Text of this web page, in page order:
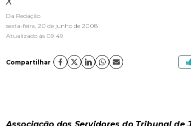
Da Redação
sexta-feira, 20 de junho de 2008
Atualizado às 09:49
Compartilhar